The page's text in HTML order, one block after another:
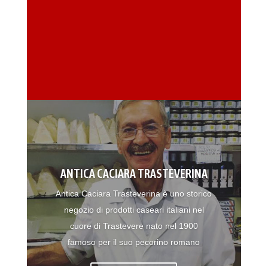
ANTICA CACIARA TRASTEVERINA
Antica Caciara Trasteverina è uno storico
negozio di prodotti caseari italiani nel
cuore di Trastevere nato nel 1900
famoso per il suo pecorino romano